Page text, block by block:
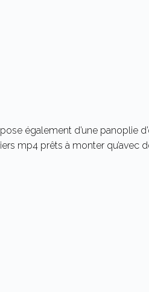
également d’une
mp4 prêts à monter